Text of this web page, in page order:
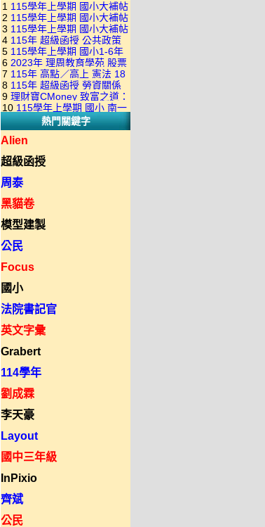
1 115學年上學期 國小大補帖
南一版 國語+數學+社會+生活
+自然 1-6年級 教學光碟DVD
版(3DVD)
2 115學年上學期 國小大補帖
康軒版 國語+數學+社會+生活
+自然 1-6年級 教學光碟DVD
版(3DVD)
3 115學年上學期 國小大補帖
翰林版 國語+數學+社會+生活
+自然 1-6年級 教學光碟DVD
版(3DVD)
4 115年 超級函授 公共政策
22堂課+總複習 張楚老師 含
PDF講義 函授DVD(9DVD)
5 115學年上學期 國小1-6年
級 習作解答(含康軒.南一.翰林
全版本.全科目)合輯版 DVD版
6 2023年 理周教育學苑 股票
當沖煉金術 主講：朱家泓 國
語發音 DVD版
7 115年 高點／高上 憲法 18
堂課 宗台大老師 含PDF講義
函授DVD(8DVD)【適用於律
師司法考試】
8 115年 超級函授 勞資關係
概要 11堂課+總複習 陸川老
師 含PDF講義 函授
DVD(5DVD)
9 理財寶CMoney 致富之道：
上班族飆股攻略班 主講：朱
家泓+林穎 國語發音 DVD版
10 115學年上學期 國小 南一
版 教師手冊(全年級、全領域)
教學光碟DVD版
熱門關鍵字
Alien
超級函授
周泰
黑貓卷
模型建製
公民
Focus
國小
法院書記官
英文字彙
Grabert
114學年
劉成霖
李天豪
Layout
國中三年級
InPixio
齊斌
公民